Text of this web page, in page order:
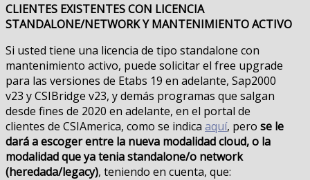
CLIENTES EXISTENTES CON LICENCIA
STANDALONE/NETWORK Y MANTENIMIENTO ACTIVO
Si usted tiene una licencia de tipo standalone con
mantenimiento activo, puede solicitar el free upgrade
para las versiones de Etabs 19 en adelante, Sap2000
v23 y CSIBridge v23, y demás programas que salgan
desde fines de 2020 en adelante, en el portal de
clientes de CSIAmerica, como se indica aquí, pero se le
dará a escoger entre la nueva modalidad cloud, o la
modalidad que ya tenia standalone/o network
(heredada/legacy), teniendo en cuenta, que: